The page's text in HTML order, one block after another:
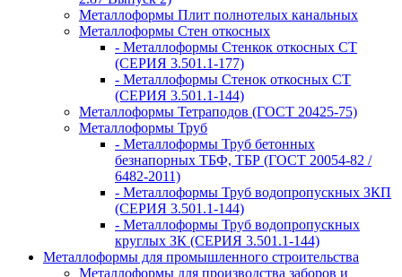
Металлоформы Плит полнотелых канальных
Металлоформы Стен откосных
- Металлоформы Стенкок откосных СТ
(СЕРИЯ 3.501.1-177)
- Металлоформы Стенок откосных СТ
(СЕРИЯ 3.501.1-144)
Металлоформы Тетраподов (ГОСТ 20425-75)
Металлоформы Труб
- Металлоформы Труб бетонных
безнапорных ТБФ, ТБР (ГОСТ 20054-82 /
6482-2011)
- Металлоформы Труб водопропускных ЗКП
(СЕРИЯ 3.501.1-144)
- Металлоформы Труб водопропускных
круглых ЗК (СЕРИЯ 3.501.1-144)
Металлоформы для промышленного строительства
Металлоформы для производства заборов и